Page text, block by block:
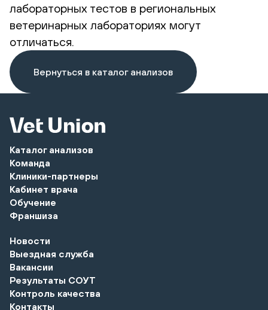
лабораторных тестов в региональных
ветеринарных лабораториях могут
отличаться.
Вернуться в каталог анализов
Каталог анализов
Команда
Клиники-партнеры
Кабинет врача
Обучение
Франшиза
Новости
Выездная служба
Вакансии
Результаты СОУТ
Контроль качества
Контакты